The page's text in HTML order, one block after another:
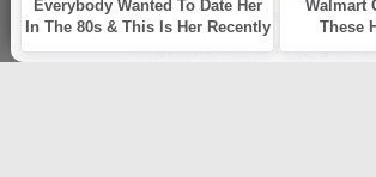
вопросам обращайтесь на